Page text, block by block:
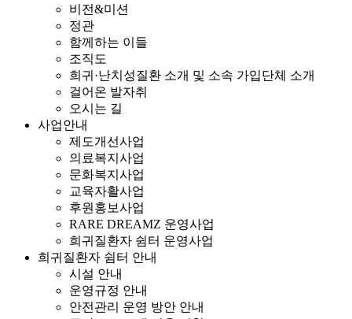
비전&미션
정관
함께하는 이들
조직도
희귀·난치성질환 소개 및 소속 가입단체 소개
걸어온 발자취
오시는 길
사업안내
제도개선사업
의료복지사업
문화복지사업
교육자활사업
후원홍보사업
RARE DREAMZ 운영사업
희귀질환자 쉼터 운영사업
희귀질환자 쉼터 안내
시설 안내
운영규정 안내
안전관리 운영 방안 안내